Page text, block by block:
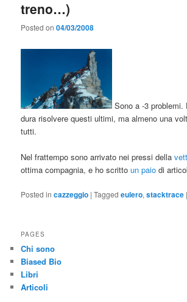
treno…)
Posted on04/03/2008
Sono a -3 problemi.
dura risolvere questi ultimi, ma almeno una
tutti.
Nel frattempo sono arrivato nei pressi della
ottima compagnia, e ho scrittoun paio di
Posted in cazzeggio |Tagged eulero,stacktrace
PAGES
Chi sono
Biased Bio
Libri
Articoli